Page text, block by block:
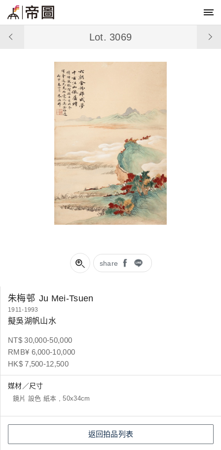
share
Lot. 3069
朱梅邨 Ju Mei-Tsuen
1911-1993
擬吳湖帆山水
NT$ 30,000-50,000
RMB¥ 6,000-10,000
HK$ 7,500-12,500
媒材／尺寸
鏡片 設色 紙本 , 50x34cm
返回拍品列表